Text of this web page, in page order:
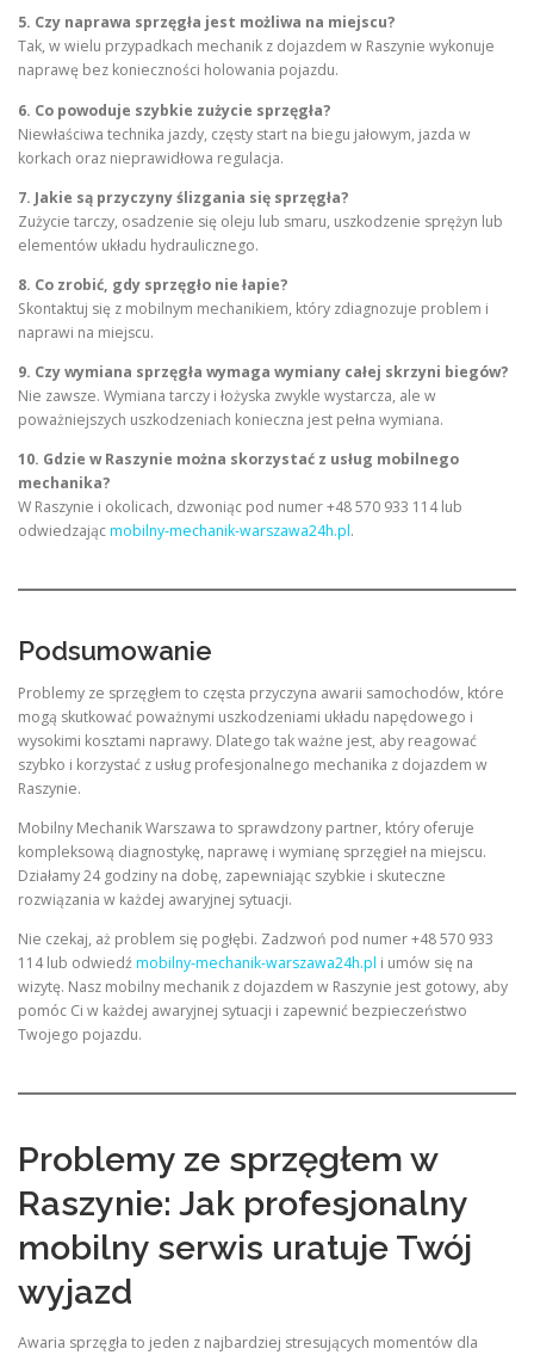
5. Czy naprawa sprzęgła jest możliwa na miejscu?
Tak, w wielu przypadkach mechanik z dojazdem w Raszynie wykonuje
naprawę bez konieczności holowania pojazdu.
6. Co powoduje szybkie zużycie sprzęgła?
Niewłaściwa technika jazdy, częsty start na biegu jałowym, jazda w
korkach oraz nieprawidłowa regulacja.
7. Jakie są przyczyny ślizgania się sprzęgła?
Zużycie tarczy, osadzenie się oleju lub smaru, uszkodzenie sprężyn lub
elementów układu hydraulicznego.
8. Co zrobić, gdy sprzęgło nie łapie?
Skontaktuj się z mobilnym mechanikiem, który zdiagnozuje problem i
naprawi na miejscu.
9. Czy wymiana sprzęgła wymaga wymiany całej skrzyni biegów?
Nie zawsze. Wymiana tarczy i łożyska zwykle wystarcza, ale w
poważniejszych uszkodzeniach konieczna jest pełna wymiana.
10. Gdzie w Raszynie można skorzystać z usług mobilnego
mechanika?
W Raszynie i okolicach, dzwoniąc pod numer +48 570 933 114 lub
odwiedzającmobilny-mechanik-warszawa24h.pl.
Podsumowanie
Problemy ze sprzęgłem to częsta przyczyna awarii samochodów, które
mogą skutkować poważnymi uszkodzeniami układu napędowego i
wysokimi kosztami naprawy. Dlatego tak ważne jest, aby reagować
szybko i korzystać z usług profesjonalnego mechanika z dojazdem w
Raszynie.
Mobilny Mechanik Warszawa to sprawdzony partner, który oferuje
kompleksową diagnostykę, naprawę i wymianę sprzęgieł na miejscu.
Działamy 24 godziny na dobę, zapewniając szybkie i skuteczne
rozwiązania w każdej awaryjnej sytuacji.
Nie czekaj, aż problem się pogłębi. Zadzwoń pod numer +48 570 933
114 lub odwiedźmobilny-mechanik-warszawa24h.pl i umów się na
wizytę. Nasz mobilny mechanik z dojazdem w Raszynie jest gotowy, aby
pomóc Ci w każdej awaryjnej sytuacji i zapewnić bezpieczeństwo
Twojego pojazdu.
Problemy ze sprzęgłem w
Raszynie: Jak profesjonalny
mobilny serwis uratuje Twój
wyjazd
Awaria sprzęgła to jeden z najbardziej stresujących momentów dla